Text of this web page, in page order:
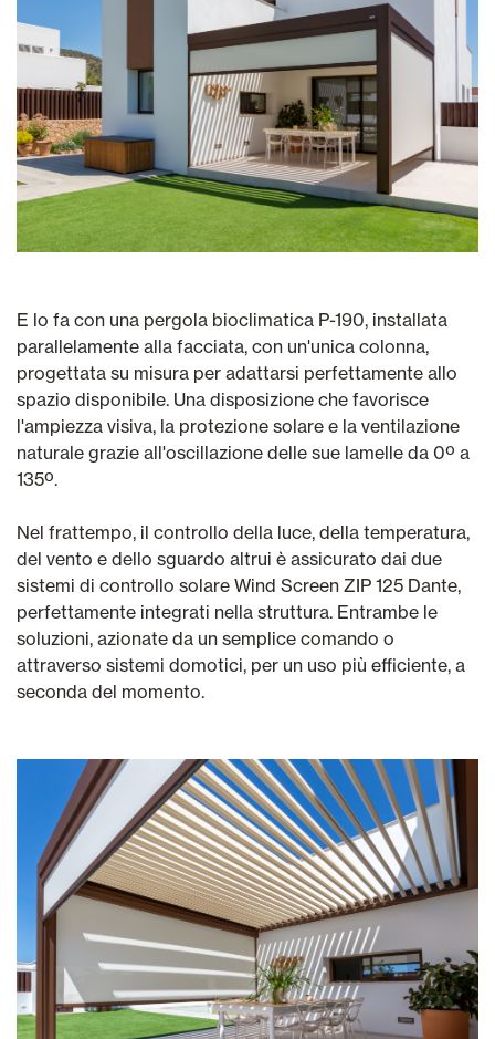
E lo fa con una pergola bioclimatica P-190, installata
parallelamente alla facciata, con un'unica colonna,
progettata su misura per adattarsi perfettamente allo
spazio disponibile. Una disposizione che favorisce
l'ampiezza visiva, la protezione solare e la ventilazione
naturale grazie all'oscillazione delle sue lamelle da 0º a
135º.
Nel frattempo, il controllo della luce, della temperatura,
del vento e dello sguardo altrui è assicurato dai due
sistemi di controllo solare Wind Screen ZIP 125 Dante,
perfettamente integrati nella struttura. Entrambe le
soluzioni, azionate da un semplice comando o
attraverso sistemi domotici, per un uso più efficiente, a
seconda del momento.